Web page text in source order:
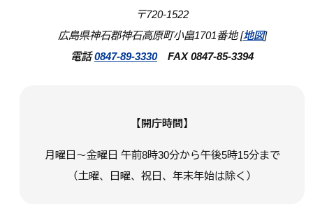
〒720-1522
広島県神石郡神石高原町小畠1701番地 [地図]
電話0847-89-3330FAX 0847-85-3394
【開庁時間】
月曜日～金曜日 午前8時30分から午後5時15分まで
（土曜、日曜、祝日、年末年始は除く）